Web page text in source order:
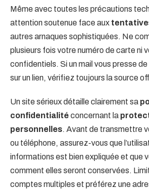
Même avec toutes les précautions
attention soutenue face aux
autres arnaques sophistiquées. Ne
plusieurs fois votre numéro de carte ni
confidentiels. Si un mail vous presse
sur un lien, vérifiez toujours la source
Un site sérieux détaille clairement sa
confidentialité concernant la
personnelles. Avant de transmettre
ou téléphone, assurez-vous que
informations est bien expliquée et que
comment elles seront conservées.
comptes multiples et préférez une